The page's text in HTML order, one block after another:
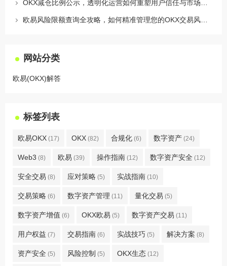
网站分类
欧易(OKX)解答
标签列表
欧易OKX (17) OKX (82) 合规化 (6) 数字资产 (24)
Web3 (8) 欧易 (39) 操作指南 (12) 数字资产安全 (12)
安全交易 (8) 应对策略 (5) 实战指南 (10)
交易策略 (6) 数字资产管理 (11) 量化交易 (5)
数字资产增值 (6) OKX欧易 (5) 数字资产交易 (11)
用户权益 (7) 交易指南 (6) 实战技巧 (5) 解决方案 (8)
资产安全 (5) 风险控制 (5) OKX生态 (12)